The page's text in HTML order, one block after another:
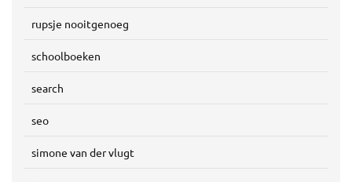
rupsje nooitgenoeg
schoolboeken
search
seo
simone van der vlugt